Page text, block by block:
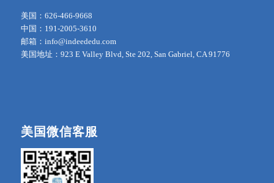
美国：626-466-9668
中国：191-2005-3610
邮箱：info@indeededu.com
美国地址：923 E Valley Blvd, Ste 202, San Gabriel, CA 91776
美国微信客服